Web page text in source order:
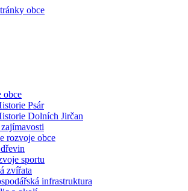
obce
obce
Psár
Dolních Jirčan
rozvoje obce
sportu
zvířata
infrastruktura